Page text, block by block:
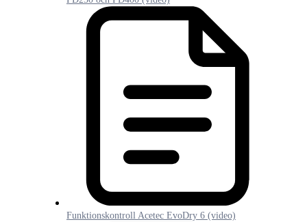
Funktionskontroll Acetec EvoDry 6 (video)